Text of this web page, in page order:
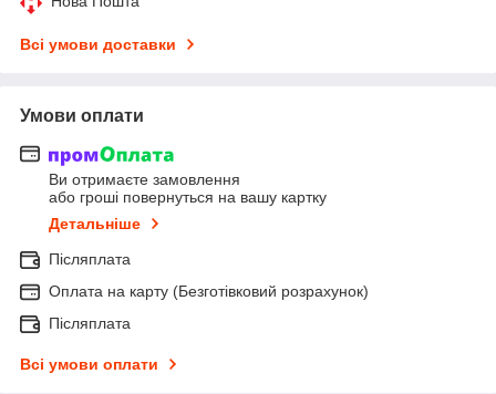
Всі умови доставки
Умови оплати
Ви отримаєте замовлення
або гроші повернуться на вашу картку
Детальніше
Післяплата
Оплата на карту (Безготівковий розрахунок)
Післяплата
Всі умови оплати